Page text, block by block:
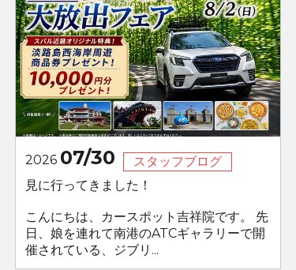
2026 07/30
スタッフブログ
見に行ってきました！
こんにちは、カースポット吉祥院です。 先
日、娘を連れて南港のATCギャラリーで開
催されている、ジブリ...